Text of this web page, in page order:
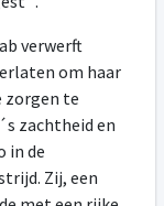
verwerft
om haar
zorgen te
zachtheid en
in de
Zij, een